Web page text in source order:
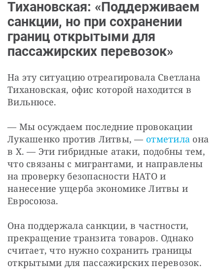
Тихановская: «Поддерживаем
санкции, но при сохранении
границ открытыми для
пассажирских перевозок»
На эту ситуацию отреагировала Светлана
Тихановская, офис которой находится в
Вильнюсе.
— Мы осуждаем последние провокации
Лукашенко против Литвы, — отметила она
в X. — Эти гибридные атаки, подобны тем,
что связаны с мигрантами, и направлены
на проверку безопасности НАТО и
нанесение ущерба экономике Литвы и
Евросоюза.
Она поддержала санкции, в частности,
прекращение транзита товаров. Однако
считает, что нужно сохранить границы
открытыми для пассажирских перевозок.